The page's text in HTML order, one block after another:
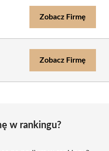
Zobacz Firmę
Zobacz Firmę
w rankingu?